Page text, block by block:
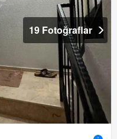
19 Fotoğraflar